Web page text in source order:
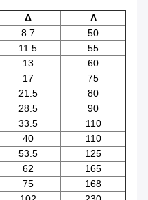
Δ
Λ
8.7
50
11.5
55
13
60
17
75
21.5
80
28.5
90
33.5
110
40
110
53.5
125
62
165
75
168